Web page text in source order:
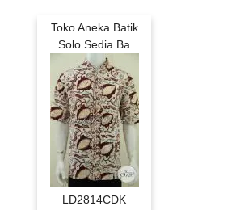
Toko Aneka Batik
Solo Sedia Ba
LD2814CDK